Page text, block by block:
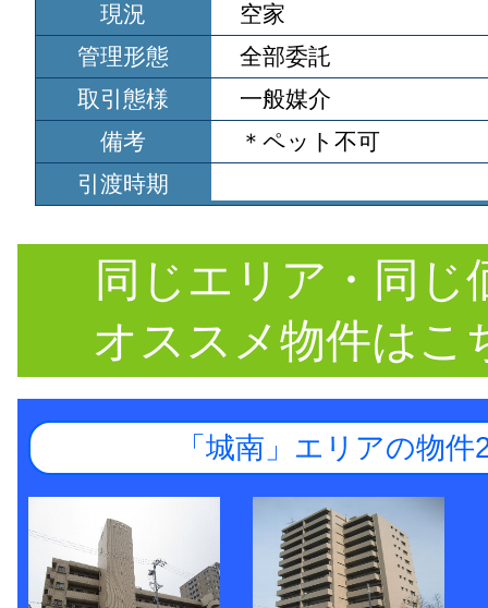
現況
空家
管理形態
全部委託
取引態様
一般媒介
備考
＊ペット不可
引渡時期
同じエリア・同じ
オススメ物件はこ
「城南」エリアの物件